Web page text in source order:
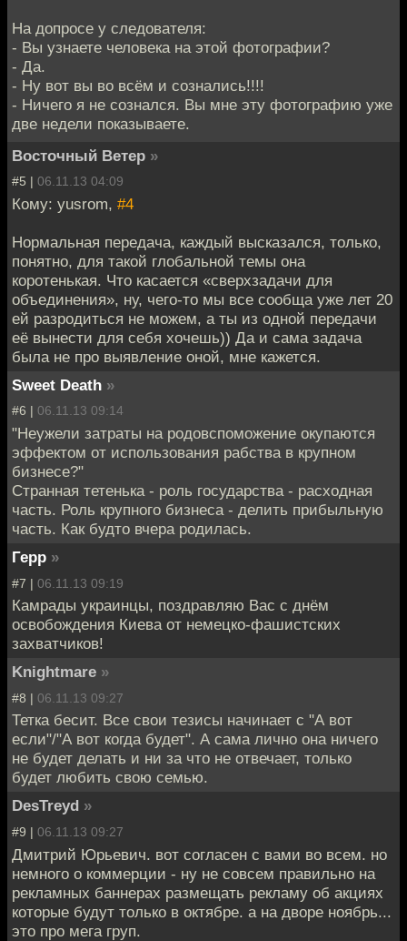
На допросе у следователя:
- Вы узнаете человека на этой фотографии?
- Да.
- Ну вот вы во всём и сознались!!!!
- Ничего я не сознался. Вы мне эту фотографию уже
две недели показываете.
Восточный Ветер »
#5 | 06.11.13 04:09
Кому: yusrom, #4
Нормальная передача, каждый высказался, только,
понятно, для такой глобальной темы она
коротенькая. Что касается «сверхзадачи для
объединения», ну, чего-то мы все сообща уже лет 20
ей разродиться не можем, а ты из одной передачи
её вынести для себя хочешь)) Да и сама задача
была не про выявление оной, мне кажется.
Sweet Death »
#6 | 06.11.13 09:14
"Неужели затраты на родовспоможение окупаются
эффектом от использования рабства в крупном
бизнесе?"
Странная тетенька - роль государства - расходная
часть. Роль крупного бизнеса - делить прибыльную
часть. Как будто вчера родилась.
Герр »
#7 | 06.11.13 09:19
Камрады украинцы, поздравляю Вас с днём
освобождения Киева от немецко-фашистских
захватчиков!
Knightmare »
#8 | 06.11.13 09:27
Тетка бесит. Все свои тезисы начинает с "А вот
если"/"А вот когда будет". А сама лично она ничего
не будет делать и ни за что не отвечает, только
будет любить свою семью.
DesTreyd »
#9 | 06.11.13 09:27
Дмитрий Юрьевич. вот согласен с вами во всем. но
немного о коммерции - ну не совсем правильно на
рекламных баннерах размещать рекламу об акциях
которые будут только в октябре. а на дворе ноябрь...
это про мега груп.